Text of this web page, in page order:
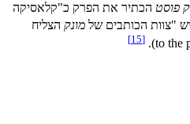
פוסט הכתיר את הפרק כ"קלאסיקה
"צוות הכותבים של מונק הצליח
[15]